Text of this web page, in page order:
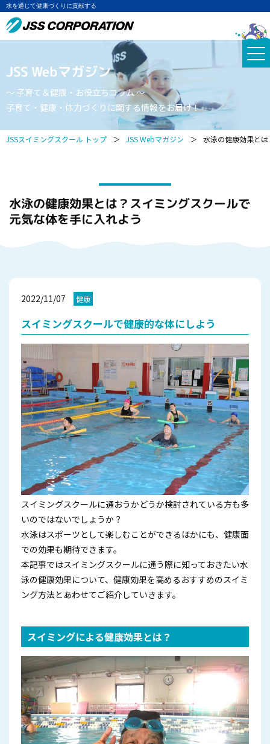
水を通じて健康づくりに貢献する
JSS Webマガジン
～ 子育て＆健康・お役立ちコラム ～
子育て・健康・体力づくりに関する情報をお届け！
JSSスイミングスクール トップ ＞ JSS Webマガジン ＞ 水泳の健康効果と
水泳の健康効果とは？スイミングスクールで
元気な体を手に入れよう
2022/11/07 健康
スイミングスクールで健康的な体にしよう
スイミングスクールに通おうかどうか検討されている方も多
いのではないでしょうか？
水泳はスポーツとして楽しむことができるほかにも、健康面
での効果も期待できます。
本記事ではスイミングスクールに通う際に知っておきたい水
泳の健康効果について、健康効果を高めるおすすめのスイミ
ング方法とあわせてご紹介していきます。
スイミングによる健康効果とは？